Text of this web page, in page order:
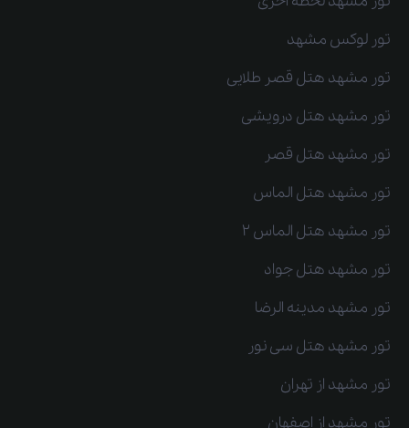
تور لوکس مشهد
تور مشهد هتل قصر طلایی
تور مشهد هتل درویشی
تور مشهد هتل قصر
تور مشهد هتل الماس
تور مشهد هتل الماس 2
تور مشهد هتل جواد
تور مشهد مدینه الرضا
تور مشهد هتل سی نور
تور مشهد از تهران
تور مشهد از اصفهان